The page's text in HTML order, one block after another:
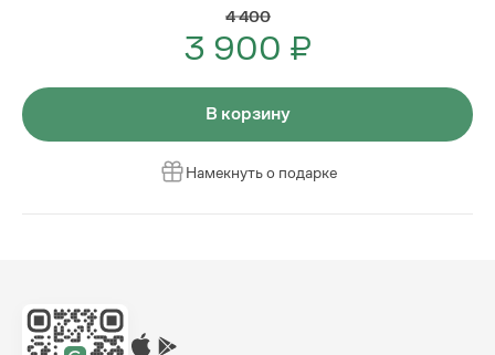
4 400
3 900 ₽
В корзину
Намекнуть о подарке